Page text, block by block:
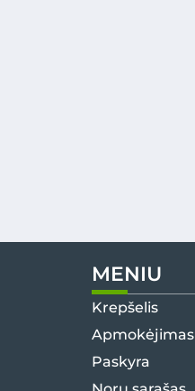
MENIU
Krepšelis
Apmokėjimas
Paskyra